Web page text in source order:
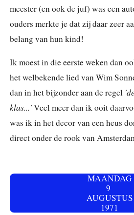
meester (en ook de juf) was een
ouders merkte je dat zij daar zeer
belang van hun kind!
Ik moest in die eerste weken dan
het welbekende lied van Wim
dan in het bijzonder aan de regel
klas...'Veel meer dan ik ooit
was ik in het decor van een heus
direct onder de rook van
MAANDAG
9
AUGUSTUS
1971